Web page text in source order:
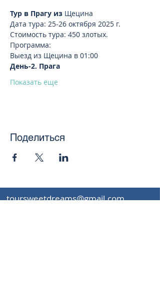
Тур в Прагу из Щецина
Дата тура: 25-26 октября 2025 г.
Стоимость тура: 450 злотых.
Программа:
Выезд из Щецина в 01:00
День-2. Прага
Показать еще
Поделиться
toursweetdreams@gmail.com